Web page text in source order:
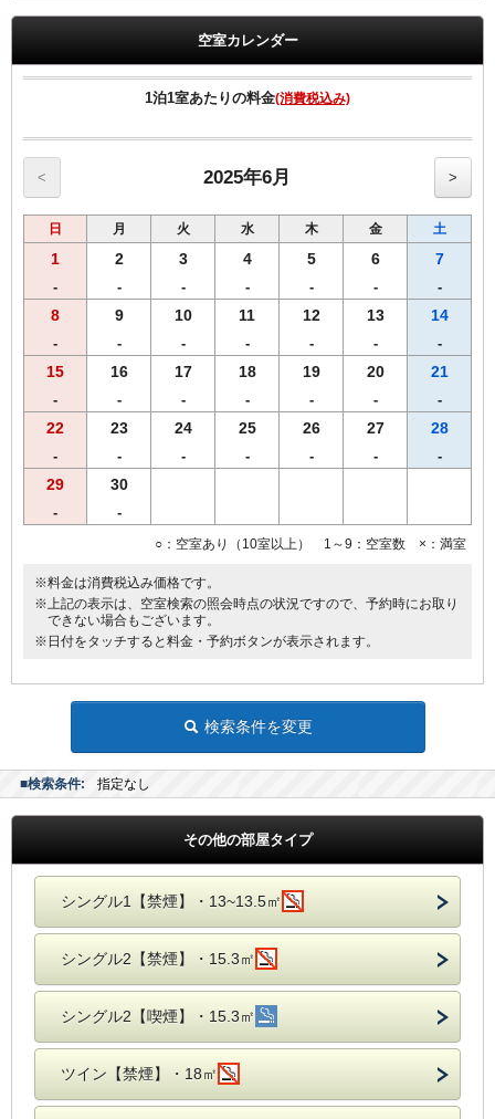
■福岡市条例により2020年4月1日宿泊者1人1泊につき，以下のとおり
となります。
宿泊料金2万円未満 200円（うち県税50円）
宿泊料金2万円以上 500円（うち県税50円）
空室カレンダー
1泊1室あたりの料金(消費税込み)
< 2025年6月 >
日 月 火 水 木 金 土
1
-
2
-
3
-
4
-
5
-
6
-
7
-
8
-
9
-
10
-
11
-
12
-
13
-
14
-
15
-
16
-
17
-
18
-
19
-
20
-
21
-
22
-
23
-
24
-
25
-
26
-
27
-
28
-
29
-
30
-
○：空室あり（10室以上） 1～9：空室数 ×：満室
※料金は消費税込み価格です。
※上記の表示は、空室検索の照会時点の状況ですので、予約時にお取り
できない場合もございます。
※日付をタッチすると料金・予約ボタンが表示されます。
検索条件を変更
■検索条件: 指定なし
その他の部屋タイプ
シングル1【禁煙】・13~13.5㎡
シングル2【禁煙】・15.3㎡
シングル2【喫煙】・15.3㎡
ツイン【禁煙】・18㎡